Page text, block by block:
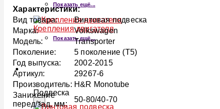
Показать ещё...
Крепления двигателя
Показать ещё...
ПОДВЕСКА
Подвеска
×
Характеристики:
Вид товара:
Винтовая подвеска
Марка:
Volkswagen
Модель:
Transporter
Поколение:
5 поколение (T5)
Год выпуска:
2002-2015
Артикул:
29267-6
Производитель: H&R Monotube
Занижение
перед/зад, мм:
50-80/40-70